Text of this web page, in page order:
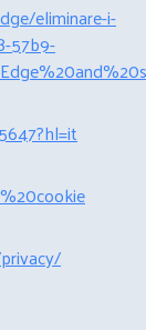
eliminare-i-
57b9-